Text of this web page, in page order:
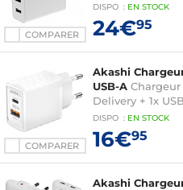
COMPARER
DISPO : EN STOCK
24€95
COMPARER
Akashi
USB-A Chargeur
Delivery + 1x
DISPO : EN STOCK
16€95
Akashi